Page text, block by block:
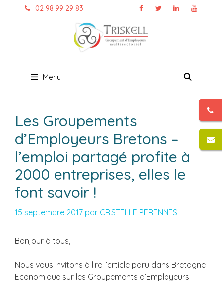
au
02 98 99 29 83
Menu
Les Groupements
d’Employeurs Bretons –
l’emploi partagé profite à
2000 entreprises, elles le
font savoir !
15 septembre 2017 par CRISTELLE PERENNES
Bonjour à tous,
Nous vous invitons à lire l’article paru dans Bretagne
Economique sur les Groupements d’Employeurs